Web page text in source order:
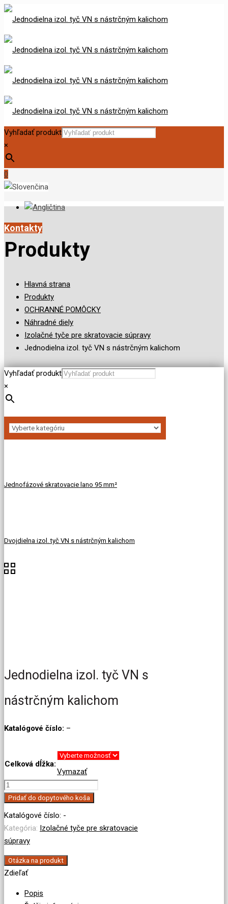
Vyhľadať produkt
×
0
Kontakty
Produkty
Hlavná strana
Produkty
OCHRANNÉ POMÔCKY
Náhradné diely
Izolačné tyče pre skratovacie súpravy
Jednodielna izol. tyč VN s nástrčným kalichom
Vyhľadať produkt
×
Jednofázové skratovacie lano 95 mm²
Dvojdielna izol. tyč VN s nástrčným kalichom
Jednodielna izol. tyč VN s
nástrčným kalichom
Katalógové číslo: –
Celková dĺžka:
Vymazať
množstvo
Jednodielna
nástrčným
kalichom
Pridať do dopytového koša
Katalógové číslo: -
Kategória: Izolačné tyče pre skratovacie
súpravy
Otázka na produkt
Zdieľať
Popis